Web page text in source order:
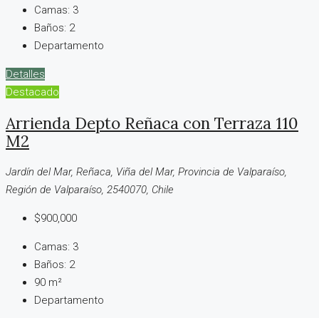
Camas: 3
Baños: 2
Departamento
Detalles
Destacado
Arrienda Depto Reñaca con Terraza 110
M2
Jardín del Mar, Reñaca, Viña del Mar, Provincia de Valparaíso,
Región de Valparaíso, 2540070, Chile
$900,000
Camas: 3
Baños: 2
90 m²
Departamento